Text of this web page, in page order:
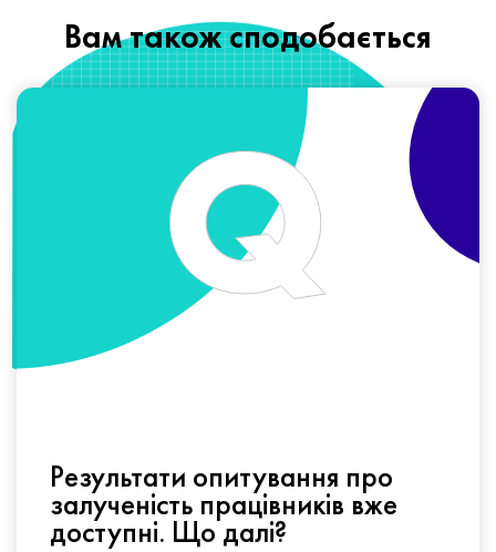
Вам також сподобається
Результати опитування про
залученість працівників вже
доступні. Що далі?